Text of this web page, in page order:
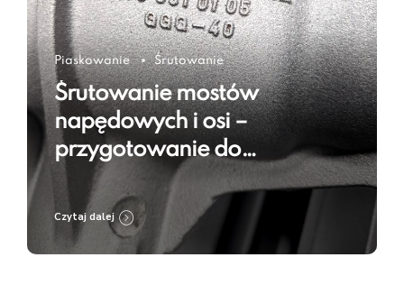
Piaskowanie Śrutowanie
Śrutowanie mostów
napędowych i osi –
przygotowanie do
regeneracji i zabezpieczenia
Czytaj dalej